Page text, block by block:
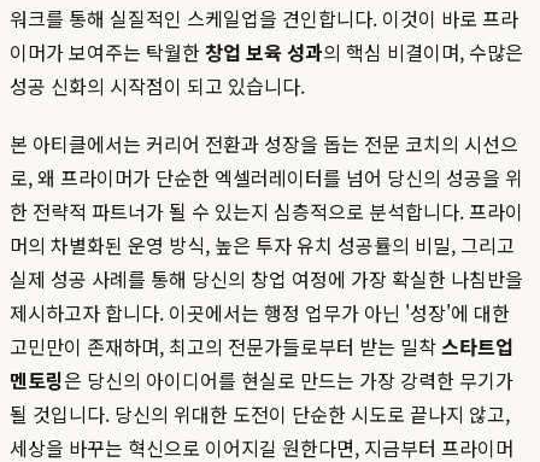
워크를 통해 실질적인 스케일업을 견인합니다. 이것이 바로 프라
이머가 보여주는 탁월한창업 보육 성과의 핵심 비결이며, 수많은
성공 신화의 시작점이 되고 있습니다.
본 아티클에서는 커리어 전환과 성장을 돕는 전문 코치의 시선으
로, 왜 프라이머가 단순한 엑셀러레이터를 넘어 당신의 성공을 위
한 전략적 파트너가 될 수 있는지 심층적으로 분석합니다. 프라이
머의 차별화된 운영 방식, 높은 투자 유치 성공률의 비밀, 그리고
실제 성공 사례를 통해 당신의 창업 여정에 가장 확실한 나침반을
제시하고자 합니다. 이곳에서는 행정 업무가 아닌 '성장'에 대한
고민만이 존재하며, 최고의 전문가들로부터 받는 밀착스타트업
멘토링은 당신의 아이디어를 현실로 만드는 가장 강력한 무기가
될 것입니다. 당신의 위대한 도전이 단순한 시도로 끝나지 않고,
세상을 바꾸는 혁신으로 이어지길 원한다면, 지금부터 프라이머